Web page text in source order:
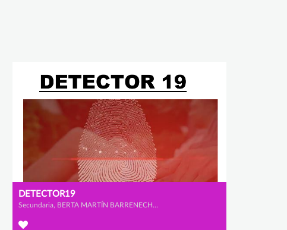
DETECTOR19
Secundaria, BERTA MARTÍN BARRENECHEA, CELIA FLORIANO VELASCO y LUCÍA GONZÁLEZ RAMOS